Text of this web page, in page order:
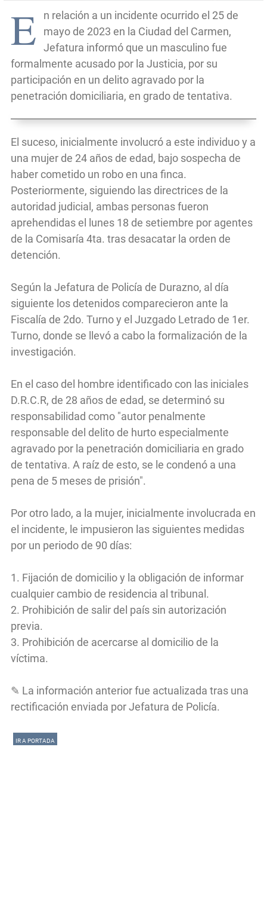
E
n relación a un incidente ocurrido el 25 de
mayo de 2023 en la Ciudad del Carmen,
Jefatura informó que un masculino fue
formalmente acusado por la Justicia, por su
participación en un delito agravado por la
penetración domiciliaria, en grado de tentativa.
El suceso, inicialmente involucró a este individuo y a
una mujer de 24 años de edad, bajo sospecha de
haber cometido un robo en una finca.
Posteriormente, siguiendo las directrices de la
autoridad judicial, ambas personas fueron
aprehendidas el lunes 18 de setiembre por agentes
de la Comisaría 4ta. tras desacatar la orden de
detención.
Según la Jefatura de Policía de Durazno, al día
siguiente los detenidos comparecieron ante la
Fiscalía de 2do. Turno y el Juzgado Letrado de 1er.
Turno, donde se llevó a cabo la formalización de la
investigación.
En el caso del hombre identificado con las iniciales
D.R.C.R, de 28 años de edad, se determinó su
responsabilidad como "autor penalmente
responsable del delito de hurto especialmente
agravado por la penetración domiciliaria en grado
de tentativa. A raíz de esto, se le condenó a una
pena de 5 meses de prisión".
Por otro lado, a la mujer, inicialmente involucrada en
el incidente, le impusieron las siguientes medidas
por un periodo de 90 días:
1. Fijación de domicilio y la obligación de informar
cualquier cambio de residencia al tribunal.
2. Prohibición de salir del país sin autorización
previa.
3. Prohibición de acercarse al domicilio de la
víctima.
✎ La información anterior fue actualizada tras una
rectificación enviada por Jefatura de Policía.
IR A PORTADA